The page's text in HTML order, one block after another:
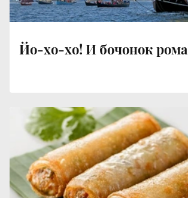
Йо-хо-хо! И бочонок рома